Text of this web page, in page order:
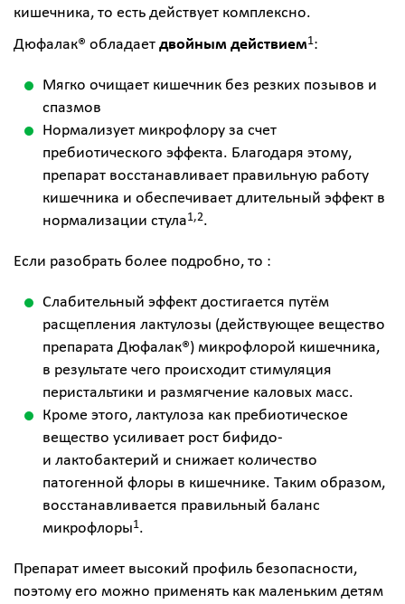
кишечника, то есть действует комплексно.
Дюфалак® обладает двойным действием1:
Мягко очищает кишечник без резких позывов и
спазмов
Нормализует микрофлору за счет
пребиотического эффекта. Благодаря этому,
препарат восстанавливает правильную работу
кишечника и обеспечивает длительный эффект в
нормализации стула1,2.
Если разобрать более подробно, то :
Слабительный эффект достигается путём
расщепления лактулозы (действующее вещество
препарата Дюфалак®) микрофлорой кишечника,
в результате чего происходит стимуляция
перистальтики и размягчение каловых масс.
Кроме этого, лактулоза как пребиотическое
вещество усиливает рост бифидо-
и лактобактерий и снижает количество
патогенной флоры в кишечнике. Таким образом,
восстанавливается правильный баланс
микрофлоры1.
Препарат имеет высокий профиль безопасности,
поэтому его можно применять как маленьким детям